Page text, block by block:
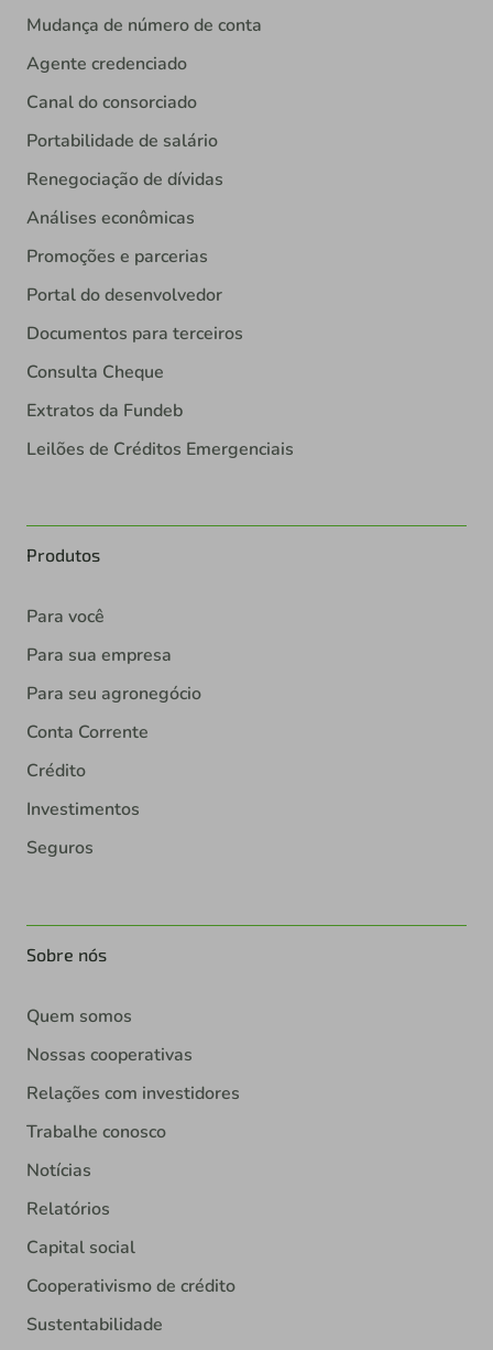
Mudança de número de conta
Agente credenciado
Canal do consorciado
Portabilidade de salário
Renegociação de dívidas
Análises econômicas
Promoções e parcerias
Portal do desenvolvedor
Documentos para terceiros
Consulta Cheque
Extratos da Fundeb
Leilões de Créditos Emergenciais
Produtos
Para você
Para sua empresa
Para seu agronegócio
Conta Corrente
Crédito
Investimentos
Seguros
Sobre nós
Quem somos
Nossas cooperativas
Relações com investidores
Trabalhe conosco
Notícias
Relatórios
Capital social
Cooperativismo de crédito
Sustentabilidade